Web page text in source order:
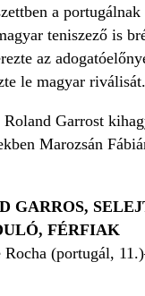
a
teniszező is
az
le magyar riválisát.
Garrost
Marozsán
GARROS,
FÉRFIAK
Rocha (portugál,